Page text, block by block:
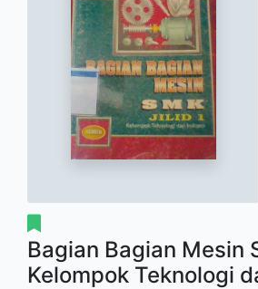
Bagian Bagian Mesin
Kelompok Teknologi